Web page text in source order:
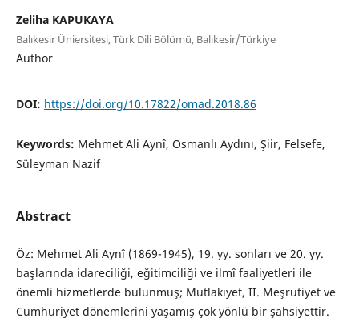
Zeliha KAPUKAYA
Balıkesir Üniersitesi, Türk Dili Bölümü, Balıkesir/Türkiye
Author
DOI: https://doi.org/10.17822/omad.2018.86
Keywords: Mehmet Ali Aynî, Osmanlı Aydını, Şiir, Felsefe,
Süleyman Nazif
Abstract
Öz: Mehmet Ali Aynî (1869-1945), 19. yy. sonları ve 20. yy.
başlarında idareciliği, eğitimciliği ve ilmî faaliyetleri ile
önemli hizmetlerde bulunmuş; Mutlakıyet, ΙΙ. Meşrutiyet ve
Cumhuriyet dönemlerini yaşamış çok yönlü bir şahsiyettir.